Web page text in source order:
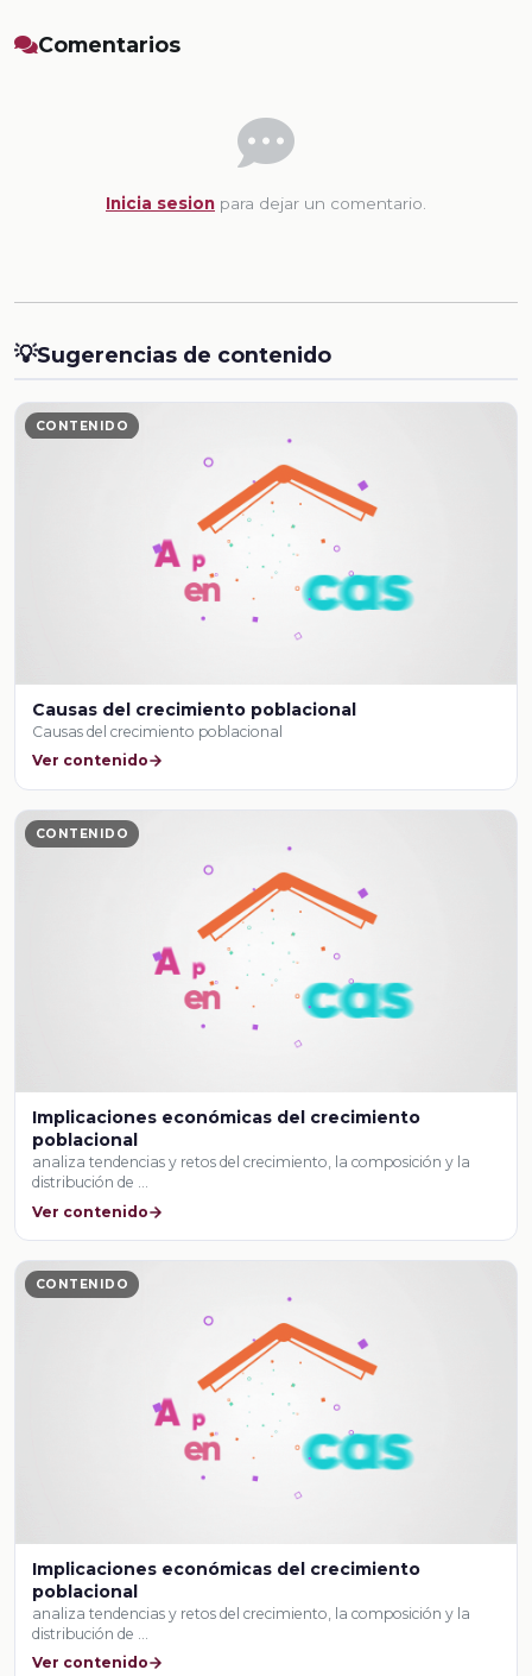
Comentarios
Inicia sesion para dejar un comentario.
💡Sugerencias de contenido
CONTENIDO
Causas del crecimiento poblacional
Causas del crecimiento poblacional
Ver contenido
CONTENIDO
Implicaciones económicas del crecimiento
poblacional
analiza tendencias y retos del crecimiento, la composición y la
distribución de …
Ver contenido
CONTENIDO
Implicaciones económicas del crecimiento
poblacional
analiza tendencias y retos del crecimiento, la composición y la
distribución de …
Ver contenido